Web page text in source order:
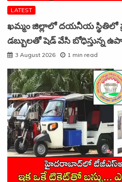
LATEST
ఖమ్మం జిల్లాలో దయనీయ స్థితిలో
డబ్బులతో షెడ్ వేసి బోధిస్తున్న
3 August 2026 1 min read